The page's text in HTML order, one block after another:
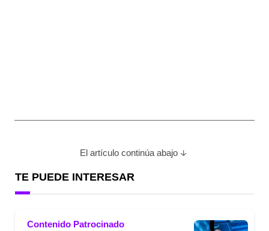
El artículo continúa abajo
TE PUEDE INTERESAR
Contenido Patrocinado